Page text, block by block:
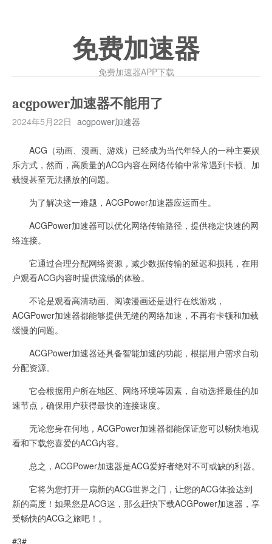
免费加速器
免费加速器APP下载
acgpower加速器不能用了
2024年5月22日 acgpower加速器
ACG（动画、漫画、游戏）已经成为当代年轻人的一种主要娱
乐方式，然而，高质量的ACG内容在网络传输中常常遇到卡顿、加
载慢甚至无法播放的问题。
为了解决这一难题，ACGPower加速器应运而生。
ACGPower加速器可以优化网络传输路径，提供稳定快速的网
络连接。
它通过合理分配网络资源，减少数据传输的延迟和损耗，在用
户观看ACG内容时提供流畅的体验。
不论是观看高清动画、阅读漫画还是进行在线游戏，
ACGPower加速器都能够提供无缝的网络加速，不再有卡顿和加载
缓慢的问题。
ACGPower加速器还具备智能加速的功能，根据用户需求自动
分配资源。
它会根据用户所在地区、网络环境等因素，自动选择最佳的加
速节点，确保用户获得最快的连接速度。
无论您身在何地，ACGPower加速器都能保证您可以畅快地观
看和下载您喜爱的ACG内容。
总之，ACGPower加速器是ACG爱好者绝对不可或缺的利器。
它将为您打开一扇新的ACG世界之门，让您的ACG体验达到
新的高度！如果您是ACG迷，那么赶快下载ACGPower加速器，享
受畅快的ACG之旅吧！。
#3#